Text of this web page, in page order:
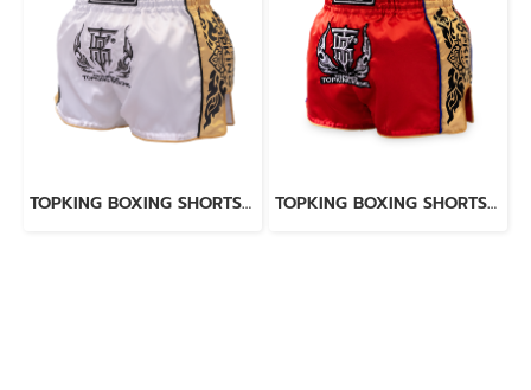
TOPKING BOXING SHORTS WHITE 276 TOPKING BOXING SHORTS RED 276